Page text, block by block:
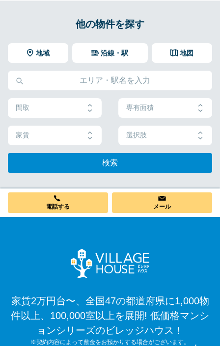
他の物件を探す
地域 地図
沿線・駅
間取 専有面積
家賃 選択肢
検索
電話する メール
家賃2万円台〜、全国47の都道府県に1,000物
件以上、100,000室以上を展開! 低価格マンシ
ョンシリーズのビレッジハウス！
※契約内容によって敷金をお預かりする場合がございます。